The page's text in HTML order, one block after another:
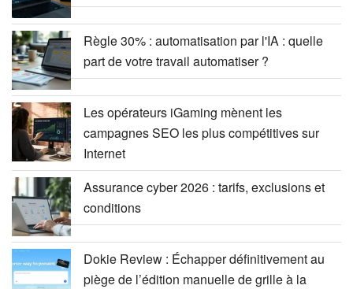
Règle 30% : automatisation par l'IA : quelle
part de votre travail automatiser ?
Les opérateurs iGaming mènent les
campagnes SEO les plus compétitives sur
Internet
Assurance cyber 2026 : tarifs, exclusions et
conditions
Dokie Review : Échapper définitivement au
piège de l’édition manuelle de grille à la